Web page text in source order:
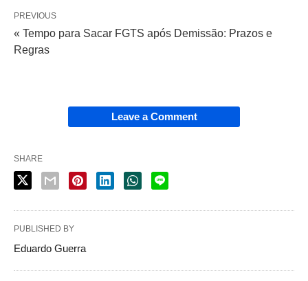
PREVIOUS
« Tempo para Sacar FGTS após Demissão: Prazos e
Regras
Leave a Comment
SHARE
PUBLISHED BY
Eduardo Guerra